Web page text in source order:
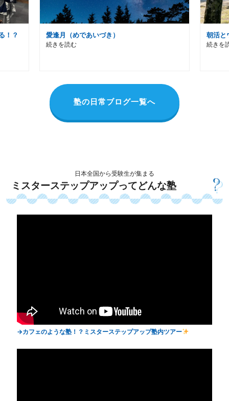
！？ 愛逢月（めであいづき）
続きを読む
朝活と
続きを
塾の日常ブログ一覧へ
日本全国から受験生が集まる
ミスターステップアップってどんな塾
カフェのような塾！？ミスターステップアップ塾内ツアー